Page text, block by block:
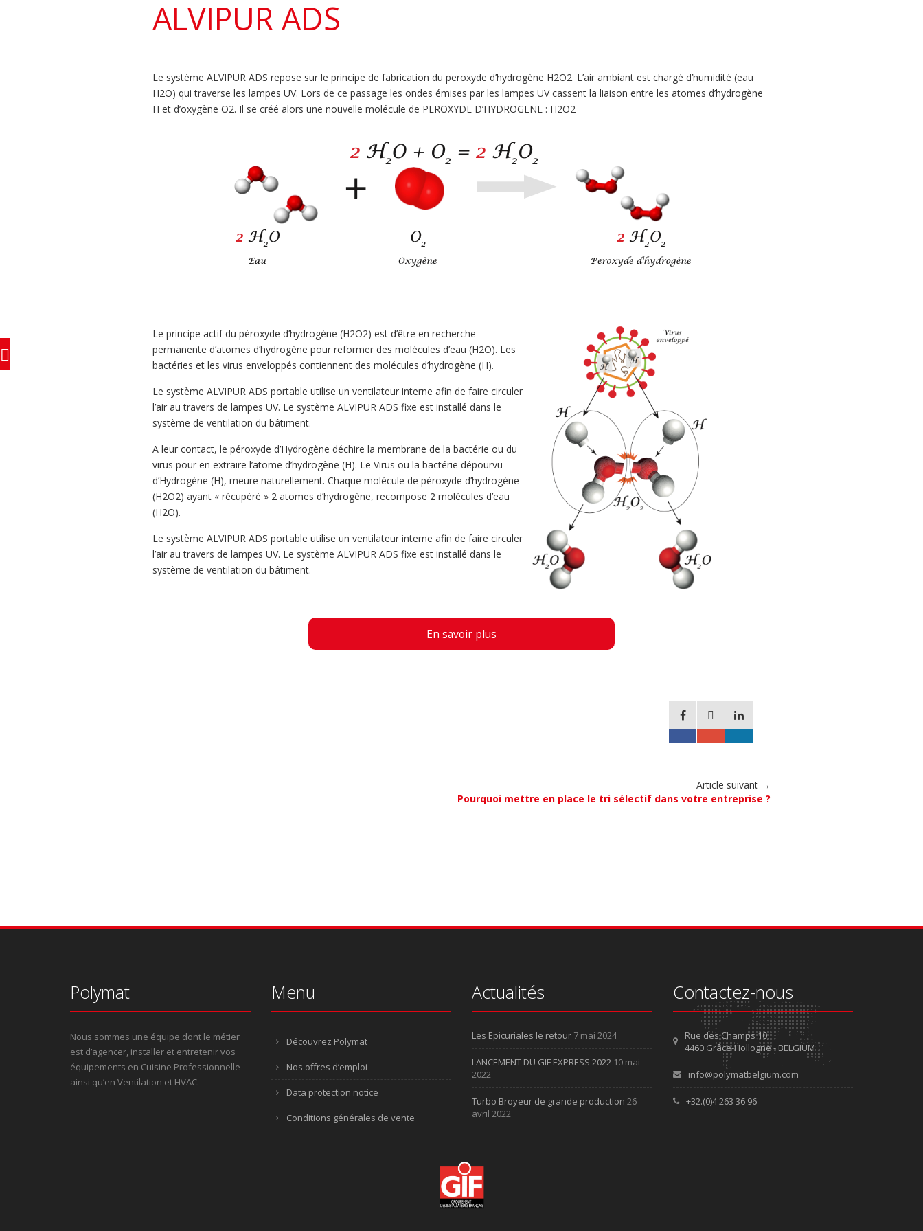
ALVIPUR ADS
Le système ALVIPUR ADS repose sur le principe de fabrication du peroxyde d’hydrogène H2O2. L’air ambiant est chargé d’humidité (eau
H2O) qui traverse les lampes UV. Lors de ce passage les ondes émises par les lampes UV cassent la liaison entre les atomes d’hydrogène
H et d’oxygène O2. Il se créé alors une nouvelle molécule de PEROXYDE D’HYDROGENE : H2O2
Le principe actif du péroxyde d’hydrogène (H2O2) est d’être en recherche
permanente d’atomes d’hydrogène pour reformer des molécules d’eau (H2O). Les
bactéries et les virus enveloppés contiennent des molécules d’hydrogène (H).
Le système ALVIPUR ADS portable utilise un ventilateur interne afin de faire circuler
l’air au travers de lampes UV. Le système ALVIPUR ADS fixe est installé dans le
système de ventilation du bâtiment.
A leur contact, le péroxyde d’Hydrogène déchire la membrane de la bactérie ou du
virus pour en extraire l’atome d’hydrogène (H). Le Virus ou la bactérie dépourvu
d’Hydrogène (H), meure naturellement. Chaque molécule de péroxyde d’hydrogène
(H2O2) ayant « récupéré » 2 atomes d’hydrogène, recompose 2 molécules d’eau
(H2O).
Le système ALVIPUR ADS portable utilise un ventilateur interne afin de faire circuler
l’air au travers de lampes UV. Le système ALVIPUR ADS fixe est installé dans le
système de ventilation du bâtiment.
En savoir plus
Article suivant →
Pourquoi mettre en place le tri sélectif dans votre entreprise ?
Polymat
Nous sommes une équipe dont le métier
est d’agencer, installer et entretenir vos
équipements en Cuisine Professionnelle
ainsi qu’en Ventilation et HVAC.
Menu
Découvrez Polymat
Nos offres d’emploi
Data protection notice
Conditions générales de vente
Actualités
Les Epicuriales le retour 7 mai 2024
LANCEMENT DU GIF EXPRESS 2022 10 mai
2022
Turbo Broyeur de grande production 26
avril 2022
Contactez-nous
Rue des Champs 10,
4460 Grâce-Hollogne - BELGIUM
info@polymatbelgium.com
+32.(0)4 263 36 96